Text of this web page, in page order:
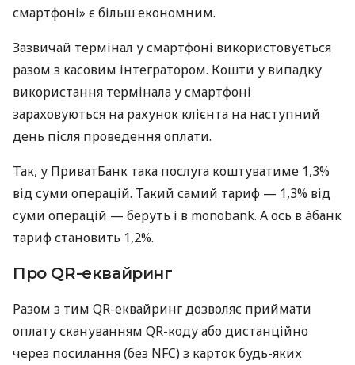
смартфоні» є більш економним.
Зазвичай термінал у смартфоні використовується
разом з касовим інтегратором. Кошти у випадку
використання термінала у смартфоні
зараховуються на рахунок клієнта на наступний
день після проведення оплати.
Так, у ПриватБанк така послуга коштуватиме 1,3%
від суми операцій. Такий самий тариф — 1,3% від
суми операцій — беруть і в monobank. А ось в àбанк
тариф становить 1,2%.
Про QR-еквайринг
Разом з тим QR-еквайринг дозволяє приймати
оплату скануванням QR-коду або дистанційно
через посилання (без NFC) з карток будь-яких